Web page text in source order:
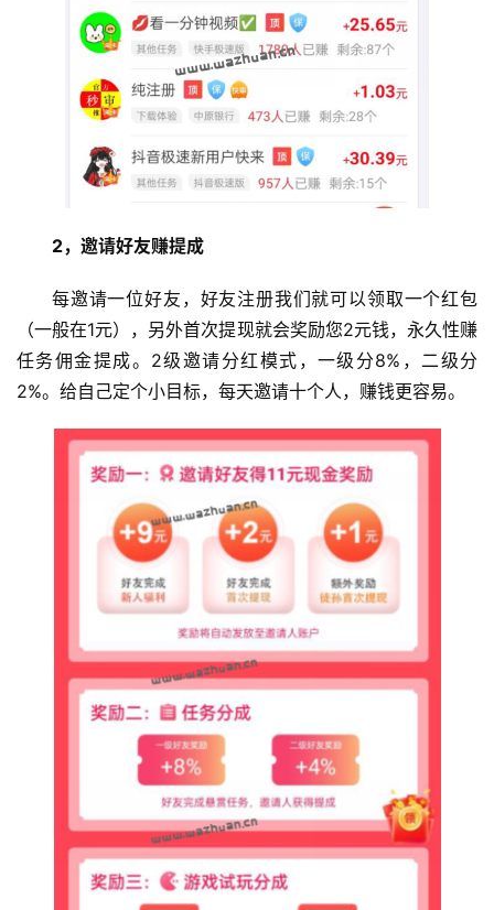
登录 注册
2，邀请好友赚提成
每邀请一位好友，好友注册我们就可以领取一个红包
（一般在1元），另外首次提现就会奖励您2元钱，永久性赚
任务佣金提成。2级邀请分红模式，一级分8%，二级分
2%。给自己定个小目标，每天邀请十个人，赚钱更容易。